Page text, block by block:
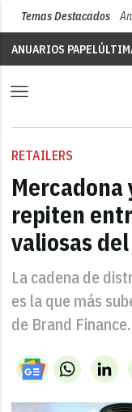
Temas Destacados
ANUARIOS PAPEL
RETAILERS
Mercadona
repiten
valiosas
La cadena de
es la que más
de Brand Finance.
WhatsApp